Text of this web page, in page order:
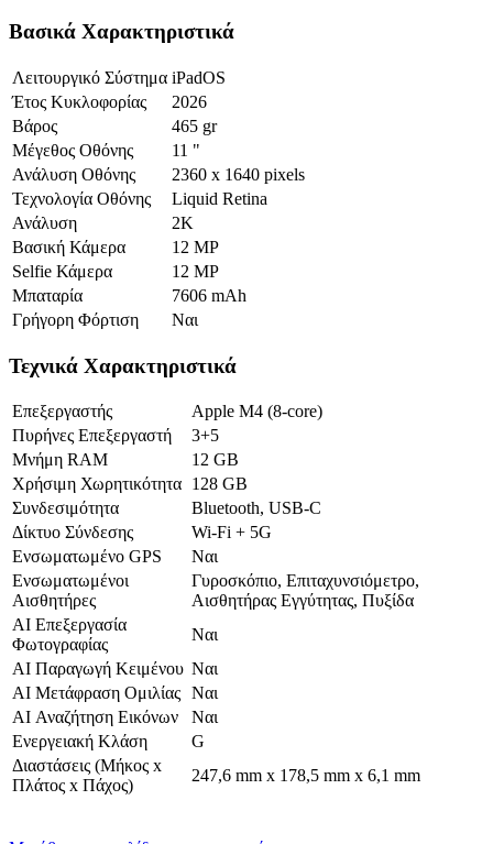
Βασικά Χαρακτηριστικά
Λειτουργικό Σύστημα iPadOS
Έτος Κυκλοφορίας
2026
Βάρος
465 gr
Μέγεθος Οθόνης
11 "
Ανάλυση Οθόνης
2360 x 1640 pixels
Τεχνολογία Οθόνης
Liquid Retina
Ανάλυση
2K
Βασική Κάμερα
12 MP
Selfie Κάμερα
12 MP
Μπαταρία
7606 mAh
Γρήγορη Φόρτιση
Ναι
Τεχνικά Χαρακτηριστικά
Επεξεργαστής
Apple M4 (8-core)
Πυρήνες Επεξεργαστή
3+5
Μνήμη RAM
12 GB
Χρήσιμη Χωρητικότητα 128 GB
Συνδεσιμότητα
Bluetooth, USB-C
Δίκτυο Σύνδεσης
Wi-Fi + 5G
Ενσωματωμένο GPS
Ναι
Ενσωματωμένοι
Αισθητήρες
Γυροσκόπιο, Επιταχυνσιόμετρο,
Αισθητήρας Εγγύτητας, Πυξίδα
AI Επεξεργασία
Φωτογραφίας
Ναι
AI Παραγωγή Κειμένου Ναι
AI Μετάφραση Ομιλίας Ναι
AI Αναζήτηση Εικόνων
Ναι
Ενεργειακή Κλάση
G
Διαστάσεις (Μήκος x
Πλάτος x Πάχος)
247,6 mm x 178,5 mm x 6,1 mm